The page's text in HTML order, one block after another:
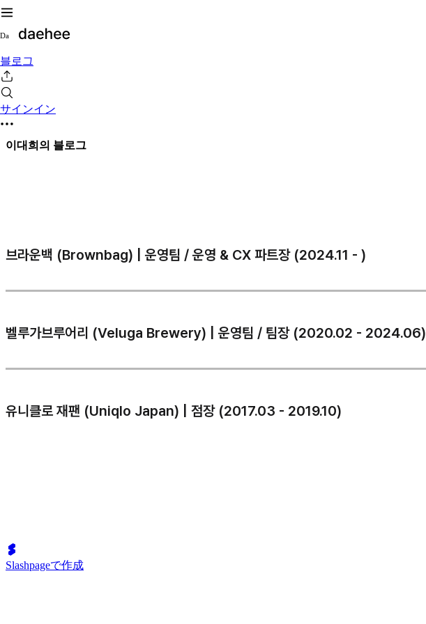
Da
블로그
サインイン
이대희의 블로그
브라운백 (Brownbag) | 운영팀 / 운영 & CX 파트장 (2024.11 - )
벨루가브루어리 (Veluga Brewery) | 운영팀 / 팀장 (2020.02 - 2024.06)
유니클로 재팬 (Uniqlo Japan) | 점장 (2017.03 - 2019.10)
Slashpageで作成